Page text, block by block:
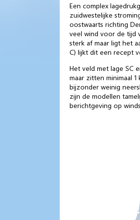
Een complex
zuidwestelijke
oostwaarts richting
veel wind voor de tijd
sterk af maar ligt het
C) lijkt dit een recept
Het veld met lage SC
maar zitten minimaal
bijzonder weinig
zijn de modellen
berichtgeving op